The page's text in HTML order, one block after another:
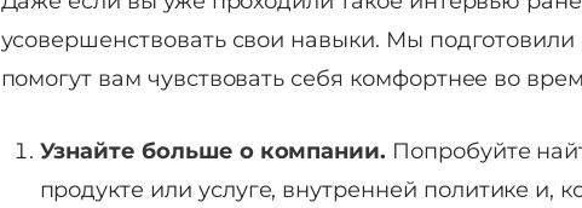
усовершенствовать свои навыки. Мы подготовили
помогут вам чувствовать себя комфортнее во
Узнайте больше о компании. Попробуйте
продукте или услуге, внутренней политике и,